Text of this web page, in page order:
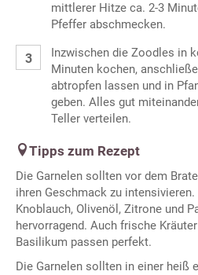
mittlerer Hitze ca. 2-3
Pfeffer abschmecken.
Inzwischen die Zoodles in
Minuten kochen,
abtropfen lassen und in
geben. Alles gut
Teller verteilen.
Tipps zum Rezept
Die Garnelen sollten vor dem
ihren Geschmack zu
Knoblauch, Olivenöl, Zitrone und
hervorragend. Auch frische
Basilikum passen perfekt.
Die Garnelen sollten in einer heiß